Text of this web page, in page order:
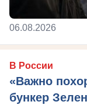
06.08.2026
В России
«Важно
бункер